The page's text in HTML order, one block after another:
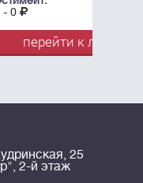
25
2-й этаж